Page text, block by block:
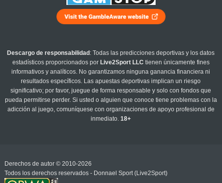
Descargo de responsabilidad : Todas las predicciones deportivas y los datos
estadísticos proporcionados por Live2Sport LLC tienen únicamente fines
informativos y analíticos. No garantizamos ninguna ganancia financiera ni
resultados específicos. Las apuestas deportivas implican un riesgo
significativo; por favor, juegue de forma responsable y solo con fondos que
pueda permitirse perder. Si usted o alguien que conoce tiene problemas con la
adicción al juego, comuníquese con organizaciones de apoyo profesional de
inmediato.18+
Derechos de autor © 2010-2026
Todos los derechos reservados - Donnael Sport (Live2Sport)